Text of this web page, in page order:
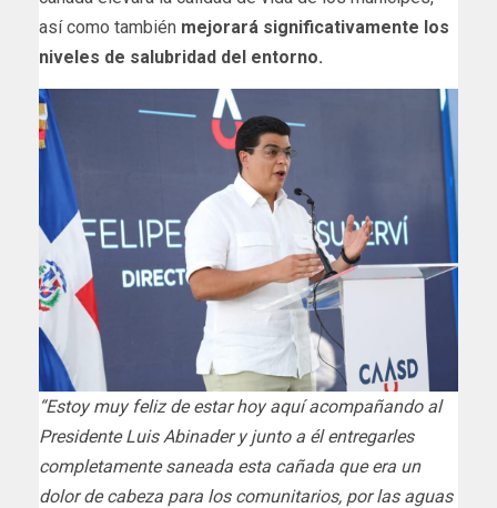
así como también mejorará significativamente los
niveles de salubridad del entorno.
“Estoy muy feliz de estar hoy aquí acompañando al
Presidente Luis Abinader y junto a él entregarles
completamente saneada esta cañada que era un
dolor de cabeza para los comunitarios, por las aguas